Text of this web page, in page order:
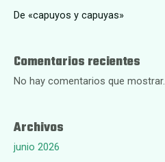
De «capuyos y capuyas»
Comentarios recientes
No hay comentarios que mostrar.
Archivos
junio 2026